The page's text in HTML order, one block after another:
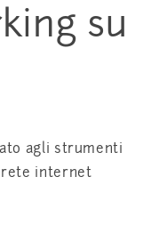
su
agli strumenti
rete internet